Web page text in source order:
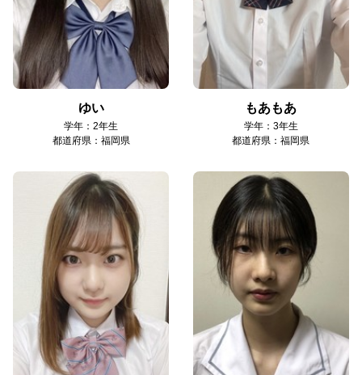
ゆい
学年：2年生
都道府県：福岡県
もあもあ
学年：3年生
都道府県：福岡県